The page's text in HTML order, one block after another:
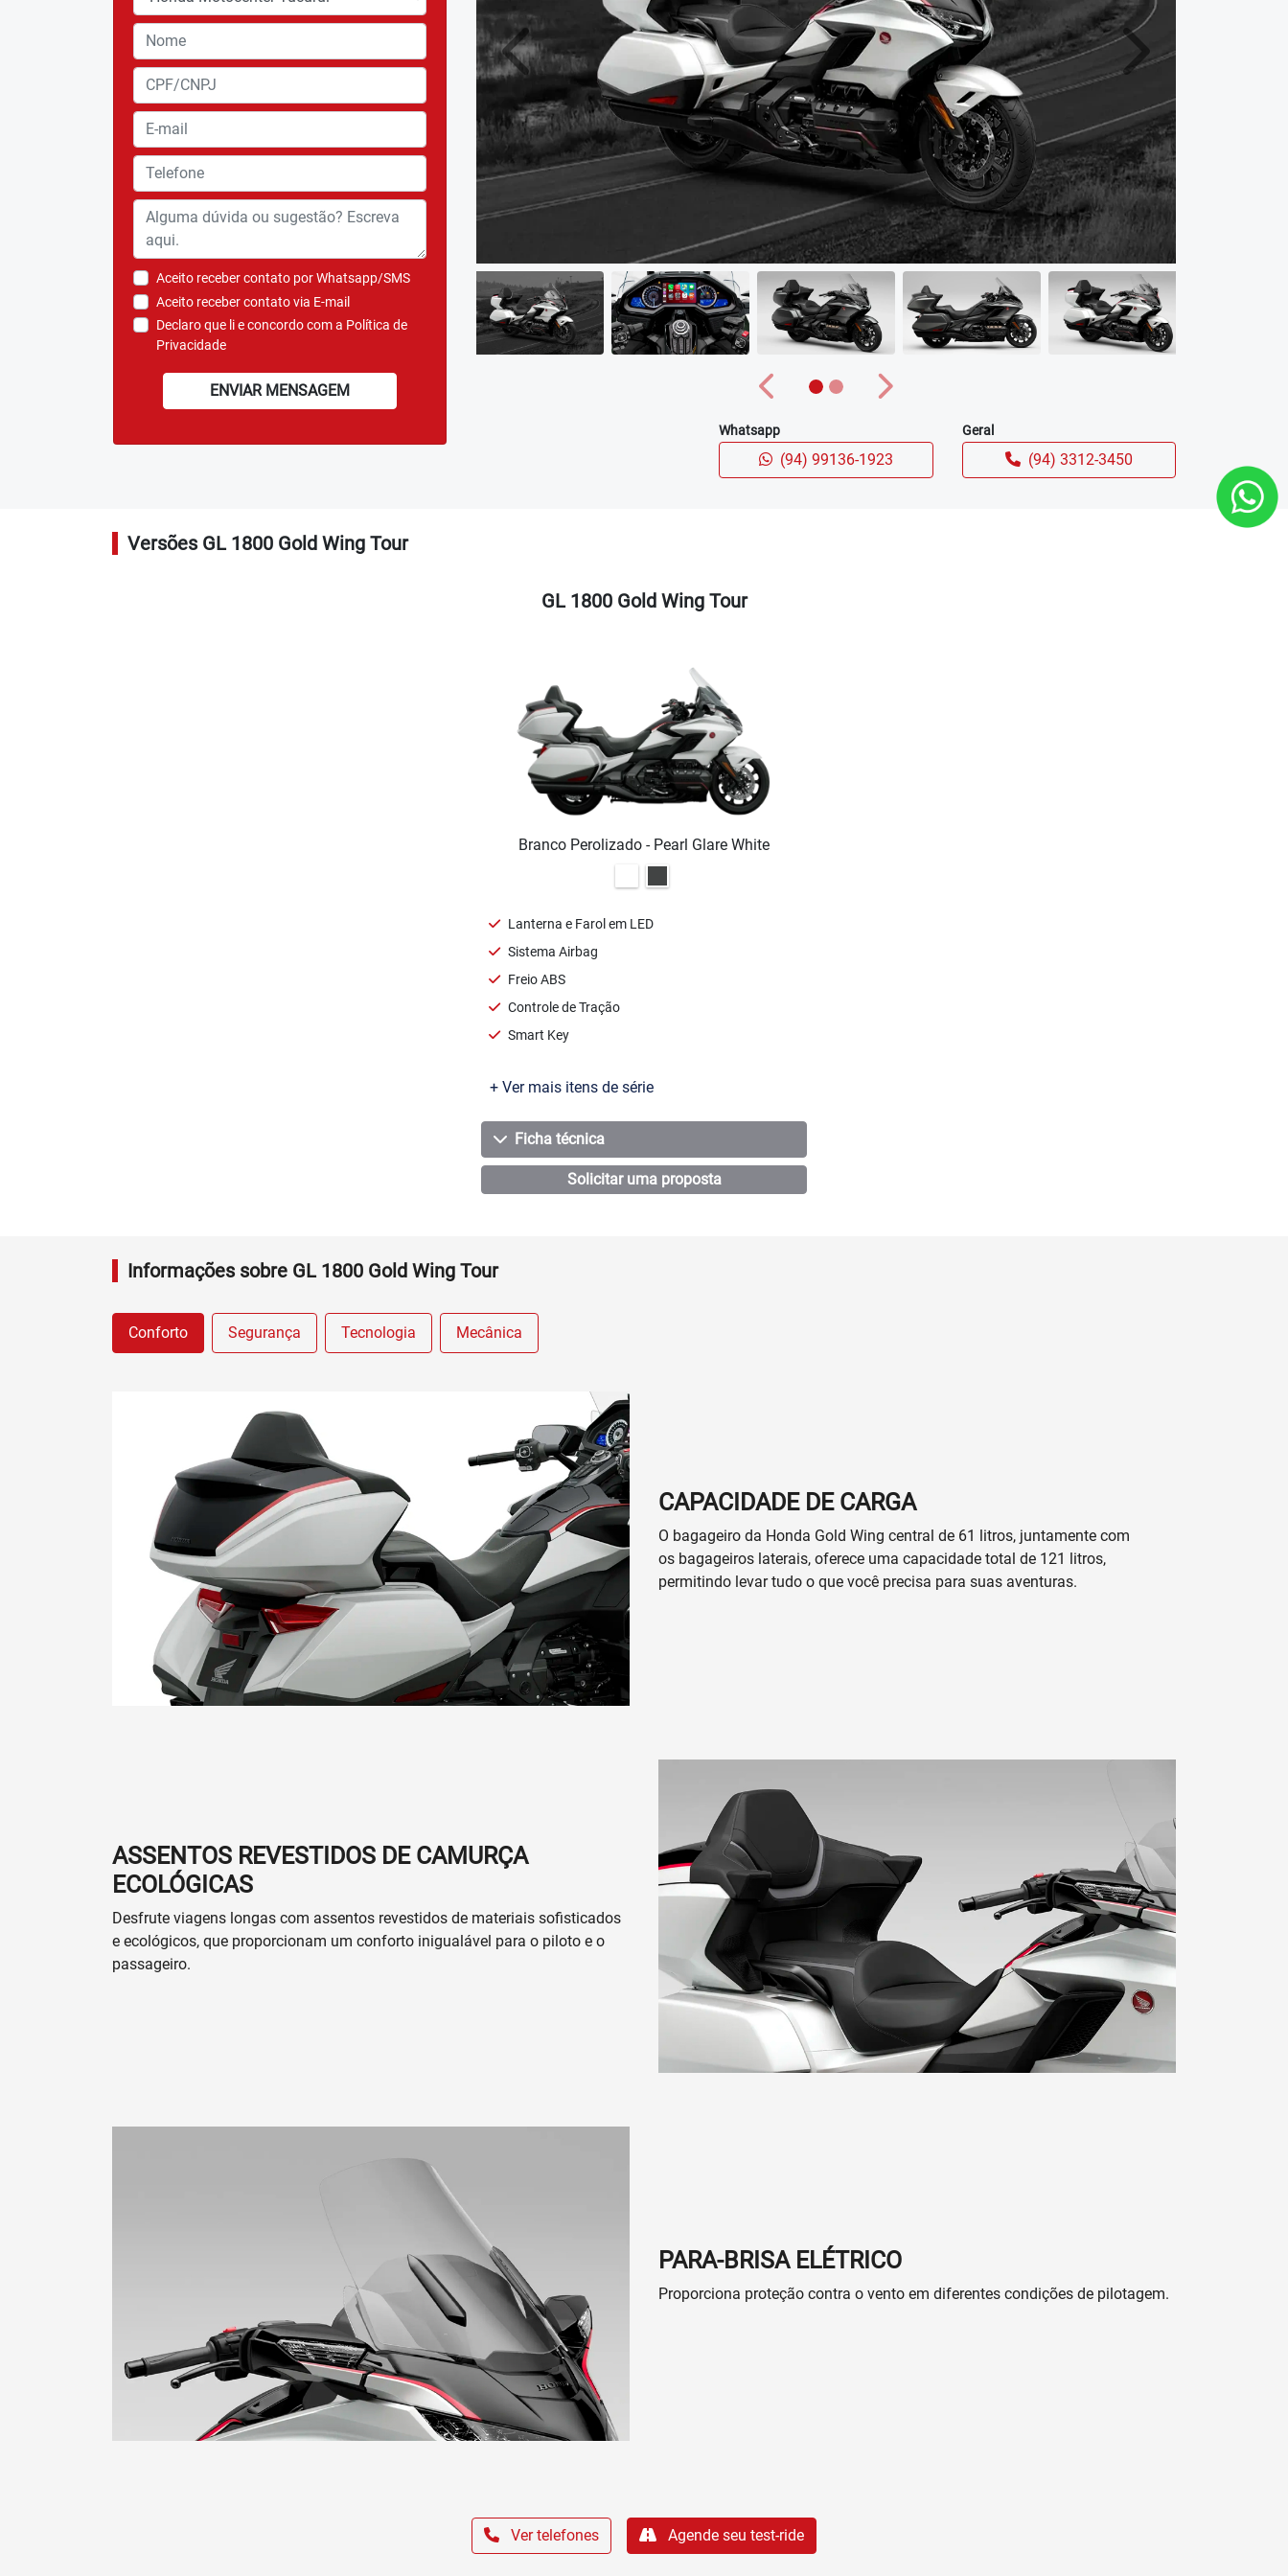
Aceito receber contato por Whatsapp/SMS
Aceito receber contato via E-mail
Declaro que li e concordo com a Política de
Privacidade
ENVIAR MENSAGEM
Anterior Próximo
Anterior Próximo
Whatsapp
(94) 99136-1923
Geral
(94) 3312-3450
Versões GL 1800 Gold Wing Tour
GL 1800 Gold Wing Tour
Branco Perolizado - Pearl Glare White
Lanterna e Farol em LED
Sistema Airbag
Freio ABS
Controle de Tração
Smart Key
+ Ver mais itens de série
Ficha técnica
Solicitar uma proposta
Informações sobre GL 1800 Gold Wing Tour
Conforto Segurança Tecnologia Mecânica
CAPACIDADE DE CARGA
O bagageiro da Honda Gold Wing central de 61 litros, juntamente com
os bagageiros laterais, oferece uma capacidade total de 121 litros,
permitindo levar tudo o que você precisa para suas aventuras.
ASSENTOS REVESTIDOS DE CAMURÇA
ECOLÓGICAS
Desfrute viagens longas com assentos revestidos de materiais sofisticados
e ecológicos, que proporcionam um conforto inigualável para o piloto e o
passageiro.
PARA-BRISA ELÉTRICO
Proporciona proteção contra o vento em diferentes condições de pilotagem.
Ver telefones Agende seu test-ride